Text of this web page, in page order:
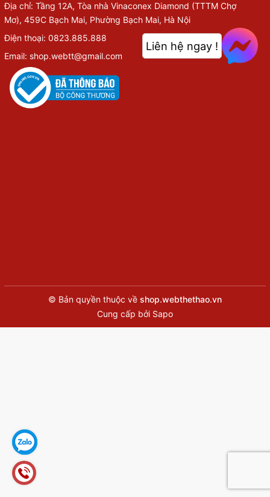
Địa chỉ: Tầng 12A, Tòa nhà Vinaconex Diamond (TTTM Chợ
Mơ), 459C Bạch Mai, Phường Bạch Mai, Hà Nội
Điện thoại: 0823.885.888
Email: shop.webtt@gmail.com
© Bản quyền thuộc về shop.webthethao.vn
Cung cấp bởi Sapo
Liên hệ ngay !